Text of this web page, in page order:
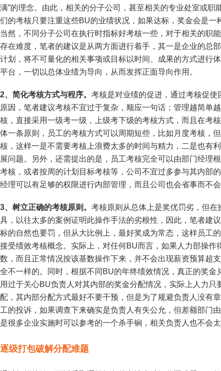
满”的理念。由此，相关的分子公司，甚至相关的专业处室或
们的考核只要注重这些BU的业绩状况，如果达标，奖金会是
当然，不同分子公司在执行时指标好考核一些，对于相关的职
存在难度，笔者的建议是从两方面进行着手，其一是企业的总
计划，将不可量化的相关事项或目标以时间、成果的方式进行
平台，一切以总体业绩为导向，从而发挥正面导向作用。
2、简化考核方式与程序。 考核是对业绩的促进，通过考核促
原因，笔者建议考核不宜过于复杂，顺应一句话：管理越简单
核，直接采用一级考一级，上级考下级的考核方式，而且在考
体一条原则，员工的考核方式可以周期短些，比如月度考核，
核，这样一是不需要考核上浪费太多的时间与精力，二是也有
展问题。另外，还需提出的是，员工考核完全可以由部门经理
考核，或者按周的计划目标考核等，公司不宜过多参与其内部
经理可以有足够的权限进行内部管理，而且公司也会省事而不
3、树立正确的考核原则。 考核原则从总体上是奖优罚劣，但
具，以往太多的案例证明此操作手法的劣根性，因此，笔者建
标的自然也要罚，但从大比例上，最好奖成为常态，这样员工
接受绩效考核概念。实际上，对任何BU而言，如果人力部操
数，而且正常情况按该基数操作下来，并不会出现薪资预算超
全不一样的。同时，根据不同BU的年终绩效情况，真正的奖
用过于关心BU负责人对其内部的奖金分配情况，实际上人力
配，其内部分配方式最好不要干预，但是为了规避负责人没有
工的投诉，如果调查下来确实是负责人有失公允，但差额部门
是很多企业实施时可以参考的一个杀手锏，相关负责人也不会
逐级打包破解分配难题